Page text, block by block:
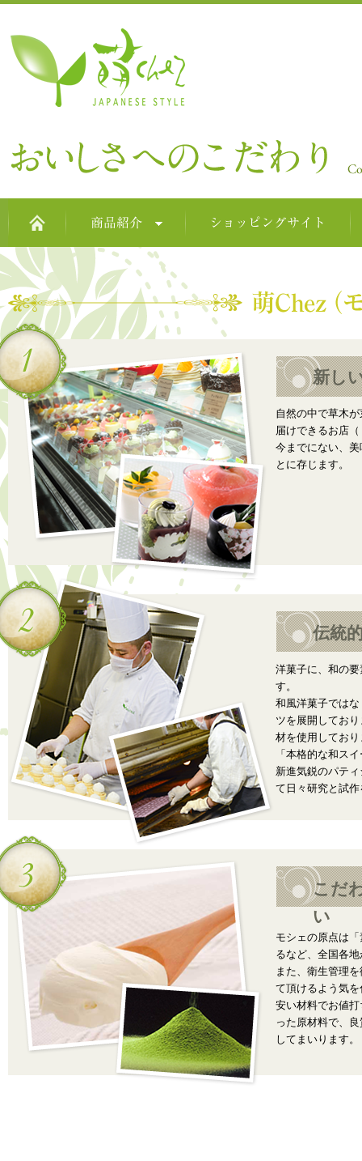
新し
自然の中で草木
届けできるお店
今までにない、
とに存じます。
伝統
洋菓子に、和の
す。
和風洋菓子では
ツを展開してお
材を使用しており
「本格的な和ス
新進気鋭のパテ
て日々研究と試
こだ
い
モシェの原点は
るなど、全国各
また、衛生管理
て頂けるよう気
安い材料でお値
った原材料で、
してまいります。